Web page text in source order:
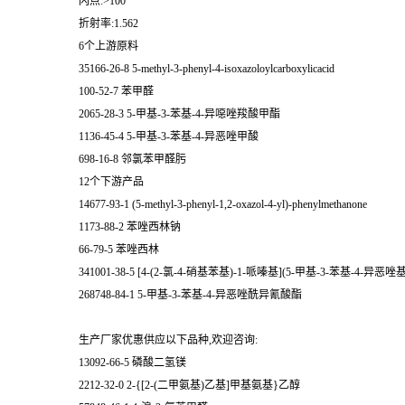
折射率:1.562
6个上游原料
35166-26-8 5-methyl-3-phenyl-4-isoxazoloylcarboxylicacid
100-52-7 苯甲醛
2065-28-3 5-甲基-3-苯基-4-异噁唑羧酸甲酯
1136-45-4 5-甲基-3-苯基-4-异恶唑甲酸
698-16-8 邻氯苯甲醛肟
12个下游产品
14677-93-1 (5-methyl-3-phenyl-1,2-oxazol-4-yl)-phenylmethanone
1173-88-2 苯唑西林钠
66-79-5 苯唑西林
341001-38-5 [4-(2-氯-4-硝基苯基)-1-哌嗪基](5-甲基-3-苯基-4-异恶唑
268748-84-1 5-甲基-3-苯基-4-异恶唑酰异氰酸酯
生产厂家优惠供应以下品种,欢迎咨询:
13092-66-5 磷酸二氢镁
2212-32-0 2-{[2-(二甲氨基)乙基]甲基氨基}乙醇